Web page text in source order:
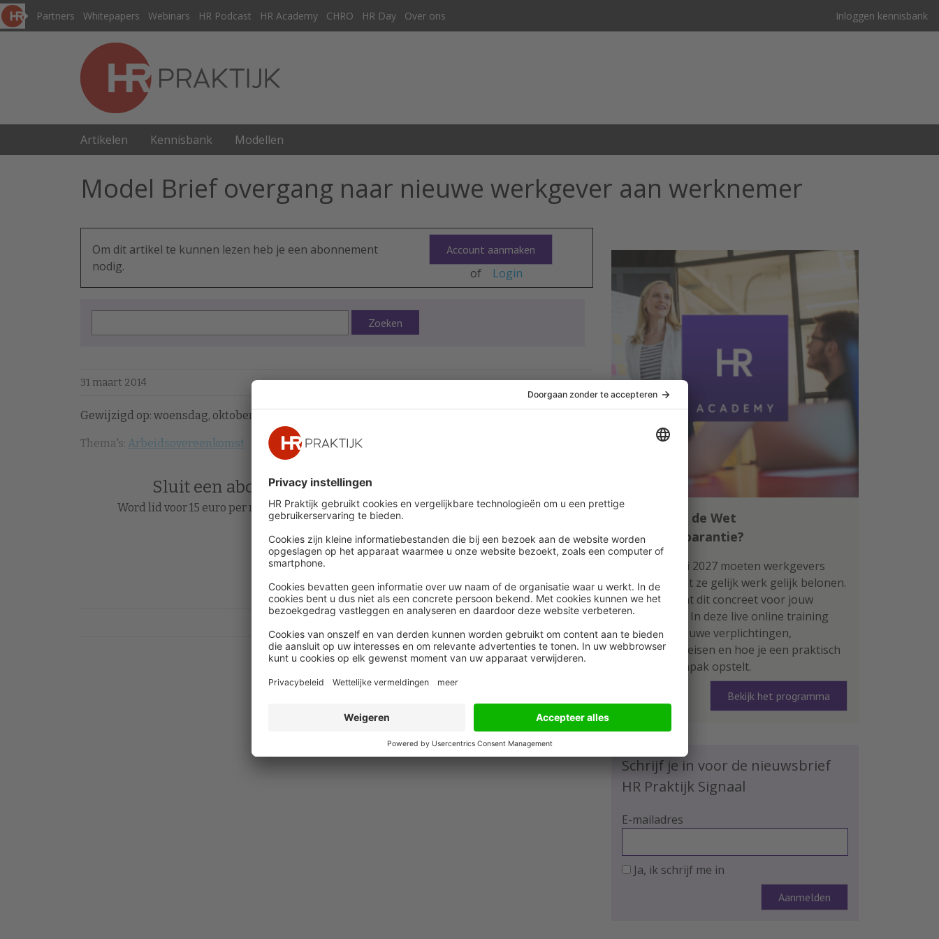
Partners Whitepapers Webinars HR Podcast HR Academy CHRO HR Day Over ons Inloggen kennisbank
Artikelen Kennisbank Modellen
Model Brief overgang naar nieuwe werkgever aan werknemer
Om dit artikel te kunnen lezen heb je een abonnement
nodig.
Account aanmaken
of Login
Zoeken
31 maart 2014
Gewijzigd op: woensdag, oktober 17, 2018 - 15:27
Thema's: Arbeidsovereenkomst Onderwerpen:
Sluit een abonnement af om dit artikel te lezen
Word lid voor 15 euro per maand en lees onbeperkt alle artikelen in onze kennisbank
Account aanmaken
Klaar voor de Wet
loontransparantie?
Per 1 januari 2027 moeten werkgevers
aantonen dat ze gelijk werk gelijk belonen.
Wat betekent dit concreet voor jouw
organisatie? In deze live online training
leer je de nieuwe verplichtingen,
rapportage-eisen en hoe je een praktisch
plan van aanpak opstelt.
Bekijk het programma
Schrijf je in voor de nieuwsbrief
HR Praktijk Signaal
E-mailadres
Ja, ik schrijf me in